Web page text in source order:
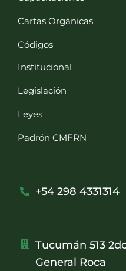
Cartas Orgánicas
Códigos
Institucional
Legislación
Leyes
Padrón CMFRN
+54 298 4331314
Tucumán 513
General Roca